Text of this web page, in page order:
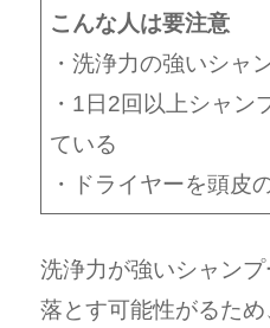
こんな人は要注意
・洗浄力の強いシャ
・1日2回以上シャン
ている
・ドライヤーを頭皮
洗浄力が強いシャン
落とす可能性がるため